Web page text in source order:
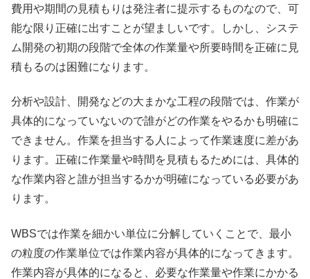
費用や期間の見積もりは発注者に提示するものなので、可
能な限り正確に出すことが望ましいです。しかし、システ
ム開発の初期の段階で全体の作業量や所要時間を正確に見
積もるのは困難になります。
分析や設計、開発などの大まかな工程の段階では、作業が
具体的になっていないので誰がどの作業をやるかも明確に
できません。作業を担当する人によって作業速度に差があ
ります。正確に作業量や時間を見積もるためには、具体的
な作業内容と誰が担当するかが明確になっている必要があ
ります。
WBSでは作業を細かい単位に分解していくことで、最小
の粒度の作業単位では作業内容が具体的になってきます。
作業内容が具体的になると、必要な作業量や作業にかかる